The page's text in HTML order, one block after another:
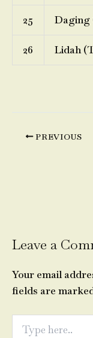
25 Daging
26 Lidah
PREVIOUS
Leave a
Your email
fields are
here..